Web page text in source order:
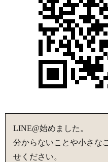
LINE@始めました。
分からないことや小さな
せください。